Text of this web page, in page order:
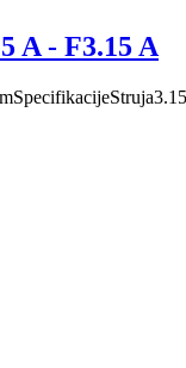
A - F3.15 A